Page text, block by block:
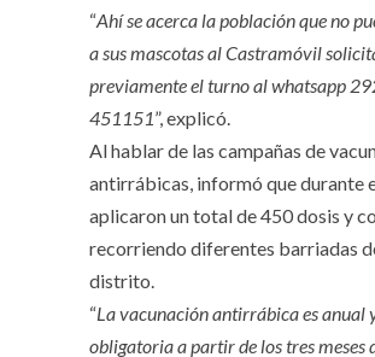
“Ahí se acerca la población que no
a sus mascotas al Castramóvil
previamente el turno al whatsapp
451151”, explicó.
Al hablar de las campañas de
antirrábicas, informó que durante
aplicaron un total de 450 dosis y
recorriendo diferentes barriadas
distrito.
“La vacunación antirrábica es anual
obligatoria a partir de los tres meses